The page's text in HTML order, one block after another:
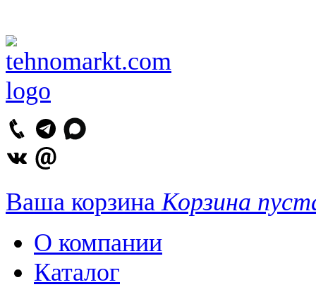
Ваша корзина Корзина
О компании
Каталог